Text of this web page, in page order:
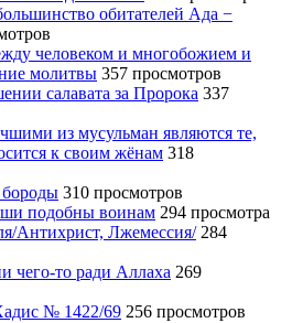
обитателей Ада −
человеком и многобожием и
молитвы 357 просмотров
салавата за Пророка 337
из мусульман являются те,
к своим жёнам 318
310 просмотров
подобны воинам 294 просмотра
Антихрист, Лжемессия/ 284
чего-то ради Аллаха 269
№ 1422/69 256 просмотров